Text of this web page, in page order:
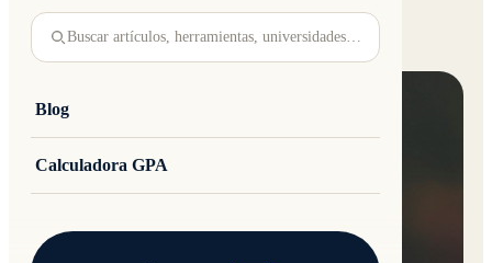
Buscar artículos, herramientas, universidades…
Blog
Calculadora GPA
Written byJakub Andre College Council
Updated 17 June 2026 · 14 min read